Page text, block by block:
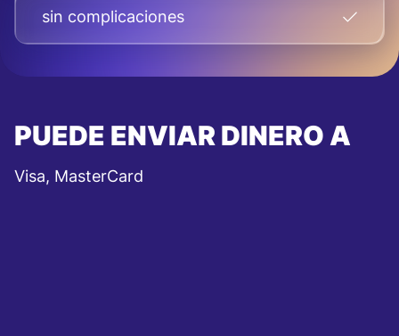
sin complicaciones
PUEDE ENVIAR DINERO A
Visa, MasterCard